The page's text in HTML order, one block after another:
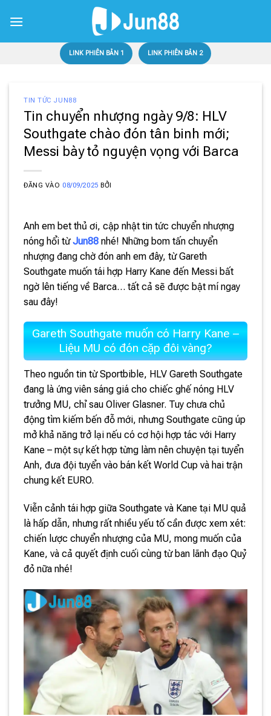
qua
LINK PHIÊN BẢN 1 LINK PHIÊN BẢN 2
TIN TỨC JUN88
Tin chuyển nhượng ngày 9/8: HLV
Southgate chào đón tân binh mới;
Messi bày tỏ nguyện vọng với Barca
ĐĂNG VÀO 08/09/2025 BỞI
Anh em bet thủ ơi, cập nhật tin tức chuyển nhượng
nóng hổi từJun88 nhé! Những bom tấn chuyển
nhượng đang chờ đón anh em đây, từ Gareth
Southgate muốn tái hợp Harry Kane đến Messi bất
ngờ lên tiếng về Barca… tất cả sẽ được bật mí ngay
sau đây!
Gareth Southgate muốn có Harry Kane –
Liệu MU có đón cặp đôi vàng?
Theo nguồn tin từ Sportbible, HLV Gareth Southgate
đang là ứng viên sáng giá cho chiếc ghế nóng HLV
trưởng MU, chỉ sau Oliver Glasner. Tuy chưa chủ
động tìm kiếm bến đỗ mới, nhưng Southgate cũng úp
mở khả năng trở lại nếu có cơ hội hợp tác với Harry
Kane – một sự kết hợp từng làm nên chuyện tại tuyển
Anh, đưa đội tuyển vào bán kết World Cup và hai trận
chung kết EURO.
Viễn cảnh tái hợp giữa Southgate và Kane tại MU quả
là hấp dẫn, nhưng rất nhiều yếu tố cần được xem xét:
chiến lược chuyển nhượng của MU, mong muốn của
Kane, và cả quyết định cuối cùng từ ban lãnh đạo Quỷ
đỏ nữa nhé!